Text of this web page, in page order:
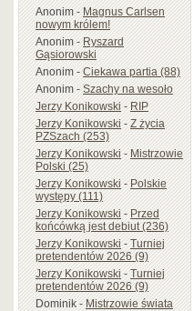
Anonim-Magnus Carlsen
nowym królem!
Anonim-Ryszard
Gąsiorowski
Anonim-Ciekawa partia (88)
Anonim-Szachy na wesoło
Jerzy Konikowski-RIP
Jerzy Konikowski-Z życia
PZSzach (253)
Jerzy Konikowski-Mistrzowie
Polski (25)
Jerzy Konikowski-Polskie
występy (111)
Jerzy Konikowski-Przed
końcówką jest debiut (236)
Jerzy Konikowski-Turniej
pretendentów 2026 (9)
Jerzy Konikowski-Turniej
pretendentów 2026 (9)
Dominik-Mistrzowie świata